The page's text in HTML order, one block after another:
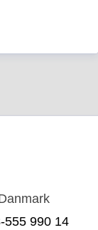
555 990 14